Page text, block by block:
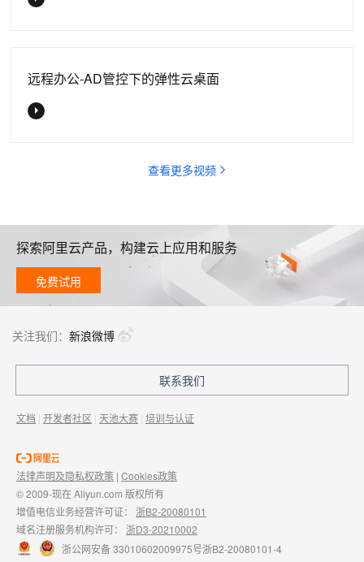
远程办公-AD管控下的弹性云桌面
查看更多视频
探索阿里云产品，构建云上应用和服务
免费试用